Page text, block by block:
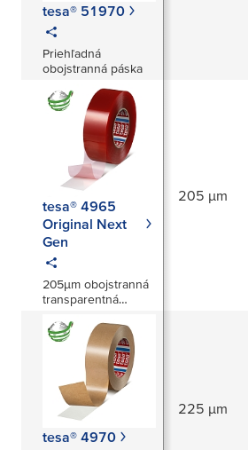
tesa® 51970
Priehľadná
obojstranná páska
tesa® 4965
Original Next
Gen
205µm obojstranná
transparentná
fólie
205 µm
tesa® 4970
225 µm